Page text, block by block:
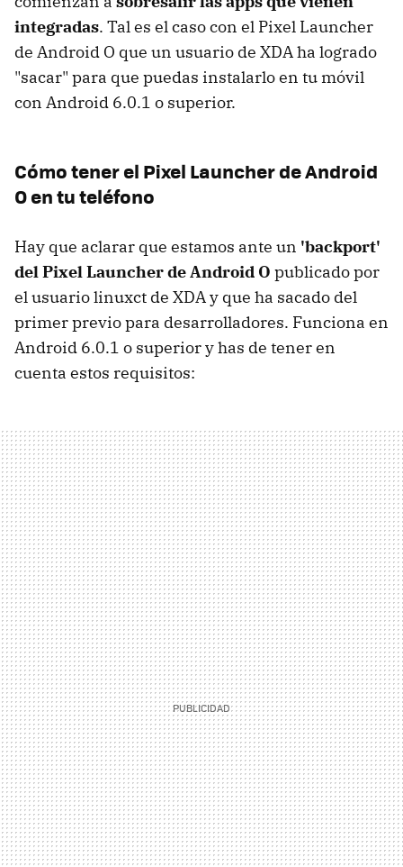
integradas. Tal es el caso con el Pixel Launcher
de Android O que un usuario de XDA ha logrado
"sacar" para que puedas instalarlo en tu móvil
con Android 6.0.1 o superior.
Cómo tener el Pixel Launcher de Android
O en tu teléfono
Hay que aclarar que estamos ante un 'backport'
del Pixel Launcher de Android O publicado por
el usuario linuxct de XDA y que ha sacado del
primer previo para desarrolladores. Funciona en
Android 6.0.1 o superior y has de tener en
cuenta estos requisitos: